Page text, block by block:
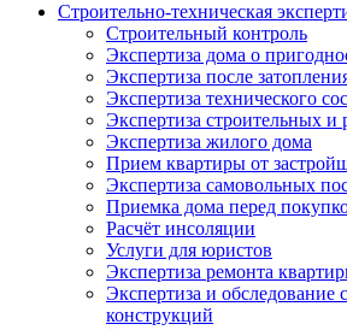
Строительно-техническая
Строительный контроль
Экспертиза дома о
Экспертиза после
Экспертиза технического
Экспертиза строительных и
Экспертиза жилого дома
Прием квартиры от
Экспертиза самовольных
Приемка дома перед
Расчёт инсоляции
Услуги для юристов
Экспертиза ремонта
Экспертиза и обследование
конструкций